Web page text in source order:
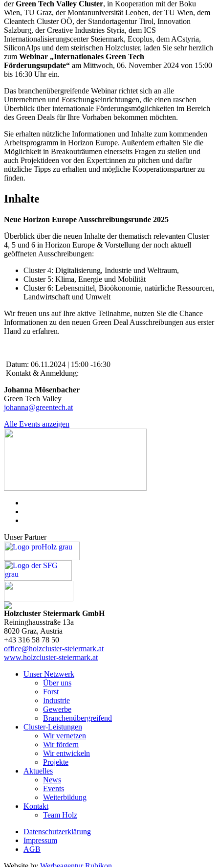
derGreen Tech Valley Cluster, in Kooperation mit der Boku
Wien, TU Graz, der Montanuniversität Leoben, der TU Wien, dem
Cleantech Cluster OÖ, der Standortagentur Tirol, Innovation
Salzburg, der Creative Industries Styria, dem ICS
Internationalisierungscenter Steiermark, Ecoplus, dem ACstyria,
SiliconAlps und dem steirischen Holzcluster, laden Sie sehr herzlich
zum Webinar „Internationales Green Tech
Förderungsupdate“ am Mittwoch, 06. November 2024 von 15:00
bis 16:30 Uhr ein.
Das branchenübergreifende Webinar richtet sich an alle
Unternehmen und Forschungseinrichtungen, die einen raschen
Überblick über internationale Förderungsmöglichkeiten im Bereich
des Green Deals für Ihre Vorhaben bekommen möchten.
Sie erhalten nützliche Informationen und Inhalte zum kommenden
Arbeitsprogramm in Horizon Europe. Außerdem erhalten Sie die
Möglichkeit in Breakouträumen einerseits Fragen zu stellen und
auch Projektideen vor den Expert:innen zu pitchen und dafür
nützliche Tipps zu erhalten und mögliche Kooperationspartner zu
finden.
Inhalte
Neue Horizon Europe Ausschreibungsrunde 2025
Überblick über die neuen Inhalte der thematisch relevanten Cluster
4, 5 und 6 in Horizon Europe & Vorstellung der noch aktuell
geöffneten Ausschreibungen:
Cluster 4: Digitalisierung, Industrie und Weltraum,
Cluster 5: Klima, Energie und Mobilität
Cluster 6: Lebensmittel, Bioökonomie, natürliche Ressourcen,
Landwirtschaft und Umwelt
Wir freuen uns auf Ihre aktive Teilnahme, nutzen Sie die Chance
Informationen zu den neuen Green Deal Ausschreibungen aus erster
Hand zu erfahren.
Datum: 06.11.2024 | 15:00 -16:30
Kontakt & Anmeldung:
Johanna Mösenbacher
Green Tech Valley
johanna@greentech.at
Alle Events anzeigen
Unser Partner
Holzcluster Steiermark GmbH
Reininghausstraße 13a
8020 Graz, Austria
+43 316 58 78 50
office@holzcluster-steiermark.at
www.holzcluster-steiermark.at
Unser Netzwerk
Über uns
Forst
Industrie
Gewerbe
Branchenübergreifend
Cluster-Leistungen
Wir vernetzen
Wir fördern
Wir entwickeln
Projekte
Aktuelles
News
Events
Weiterbildung
Kontakt
Team Holz
Datenschutzerklärung
Impressum
AGB